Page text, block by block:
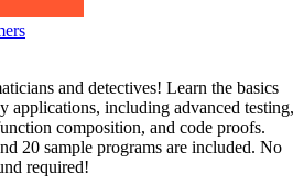
and detectives! Learn the basics
applications, including advanced testing,
composition, and code proofs.
20 sample programs are included. No
required!